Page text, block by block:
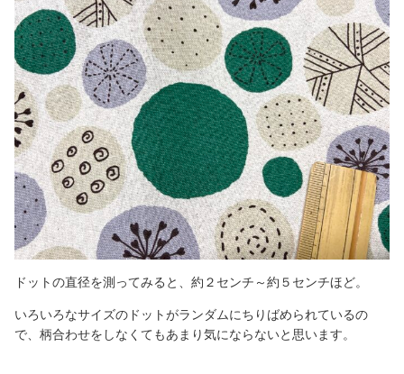
ドットの直径を測ってみると、約２センチ～約５センチほど。
いろいろなサイズのドットがランダムにちりばめられているの
で、柄合わせをしなくてもあまり気にならないと思います。